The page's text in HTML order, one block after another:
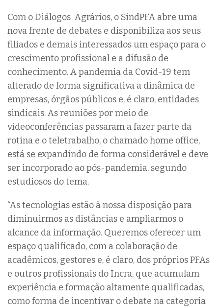
Com o Diálogos Agrários, o SindPFA abre uma
nova frente de debates e disponibiliza aos seus
filiados e demais interessados um espaço para o
crescimento profissional e a difusão de
conhecimento. A pandemia da Covid-19 tem
alterado de forma significativa a dinâmica de
empresas, órgãos públicos e, é claro, entidades
sindicais. As reuniões por meio de
videoconferências passaram a fazer parte da
rotina e o teletrabalho, o chamado home office,
está se expandindo de forma considerável e deve
ser incorporado ao pós-pandemia, segundo
estudiosos do tema.
“As tecnologias estão à nossa disposição para
diminuirmos as distâncias e ampliarmos o
alcance da informação. Queremos oferecer um
espaço qualificado, com a colaboração de
acadêmicos, gestores e, é claro, dos próprios PFAs
e outros profissionais do Incra, que acumulam
experiência e formação altamente qualificadas,
como forma de incentivar o debate na categoria